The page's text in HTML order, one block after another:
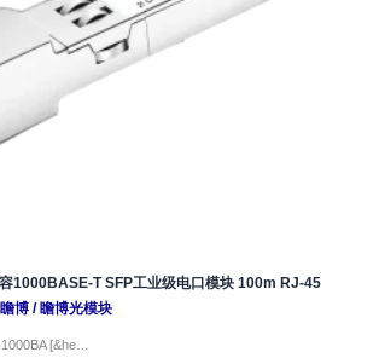
1000BASE-T SFP工业级电口模块 100m RJ-45
瞻博/ 瞻博光模块
[&he…